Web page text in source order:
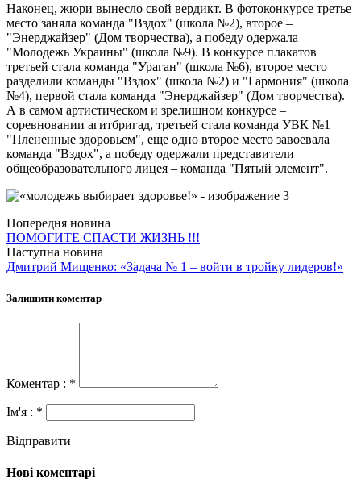
Наконец, жюри вынесло свой вердикт. В фотоконкурсе третье
место заняла команда "Вздох" (школа №2), второе –
"Энерджайзер" (Дом творчества), а победу одержала
"Молодежь Украины" (школа №9). В конкурсе плакатов
третьей стала команда "Ураган" (школа №6), второе место
разделили команды "Вздох" (школа №2) и "Гармония" (школа
№4), первой стала команда "Энерджайзер" (Дом творчества).
А в самом артистическом и зрелищном конкурсе –
соревновании агитбригад, третьей стала команда УВК №1
"Плененные здоровьем", еще одно второе место завоевала
команда "Вздох", а победу одержали представители
общеобразовательного лицея – команда "Пятый элемент".
Попередня новина
ПОМОГИТЕ СПАСТИ ЖИЗНЬ !!!
Наступна новина
Дмитрий Мищенко: «Задача № 1 – войти в тройку лидеров!»
Залишити коментар
Коментар : *
Ім'я : *
Відправити
Нові коментарі